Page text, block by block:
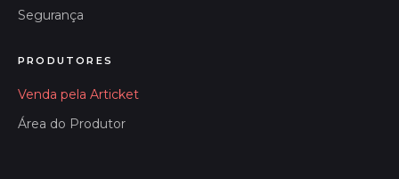
Segurança
PRODUTORES
Venda pela Articket
Área do Produtor